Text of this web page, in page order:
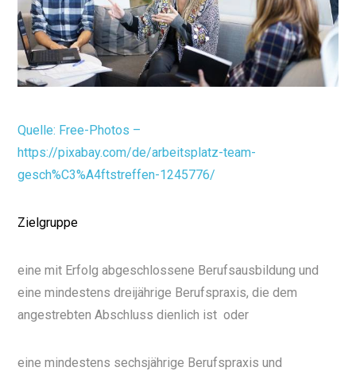
Quelle: Free-Photos –
https://pixabay.com/de/arbeitsplatz-team-
gesch%C3%A4ftstreffen-1245776/
Zielgruppe
eine mit Erfolg abgeschlossene Berufsausbildung und
eine mindestens dreijährige Berufspraxis, die dem
angestrebten Abschluss dienlich ist oder
eine mindestens sechsjährige Berufspraxis und